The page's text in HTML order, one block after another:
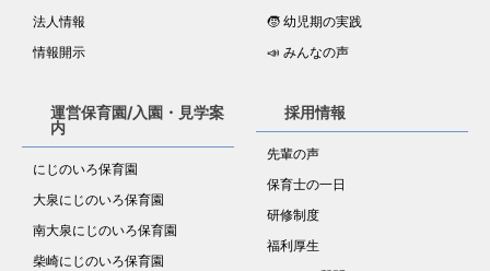
法人情報
情報開示
🧒 幼児期の実践
📣 みんなの声
運営保育園/入園・見学案
内
にじのいろ保育園
大泉にじのいろ保育園
南大泉にじのいろ保育園
柴崎にじのいろ保育園
採用情報
先輩の声
保育士の一日
研修制度
福利厚生